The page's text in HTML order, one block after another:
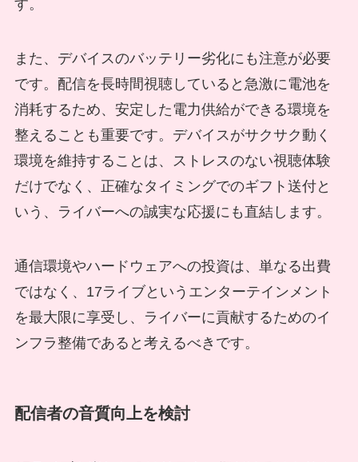
す。
また、デバイスのバッテリー劣化にも注意が必要
です。配信を長時間視聴していると急激に電池を
消耗するため、安定した電力供給ができる環境を
整えることも重要です。デバイスがサクサク動く
環境を維持することは、ストレスのない視聴体験
だけでなく、正確なタイミングでのギフト送付と
いう、ライバーへの誠実な応援にも直結します。
通信環境やハードウェアへの投資は、単なる出費
ではなく、17ライブというエンターテインメント
を最大限に享受し、ライバーに貢献するためのイ
ンフラ整備であると考えるべきです。
配信者の音質向上を検討